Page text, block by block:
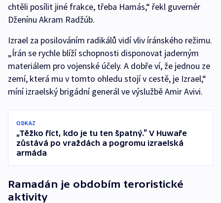
chtěli posílit jiné frakce, třeba Hamás,“ řekl guvernér
Dženínu Akram Radžúb.
Izrael za posilováním radikálů vidí vliv íránského režimu.
„Írán se rychle blíží schopnosti disponovat jaderným
materiálem pro vojenské účely. A dobře ví, že jednou ze
zemí, která mu v tomto ohledu stojí v cestě, je Izrael,“
míní izraelský brigádní generál ve výslužbě Amir Avivi.
ODKAZ
„Těžko říct, kdo je tu ten špatný.“ V Huwaře
zůstává po vraždách a pogromu izraelská
armáda
Ramadán je obdobím teroristické
aktivity